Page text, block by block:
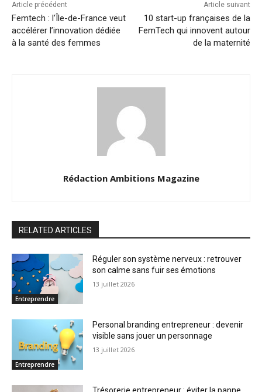
Article précédent
Femtech : l’Île-de-France veut
accélérer l’innovation dédiée
à la santé des femmes
Article suivant
10 start-up françaises de la
FemTech qui innovent autour
de la maternité
Rédaction Ambitions Magazine
RELATED ARTICLES
Entreprendre
Réguler son système nerveux : retrouver
son calme sans fuir ses émotions
13 juillet 2026
Entreprendre
Personal branding entrepreneur : devenir
visible sans jouer un personnage
13 juillet 2026
Trésorerie entrepreneur : éviter la panne